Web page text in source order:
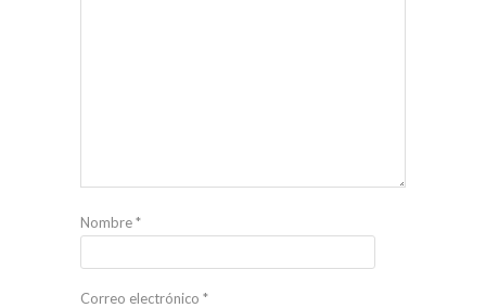
Nombre*
Correo electrónico *